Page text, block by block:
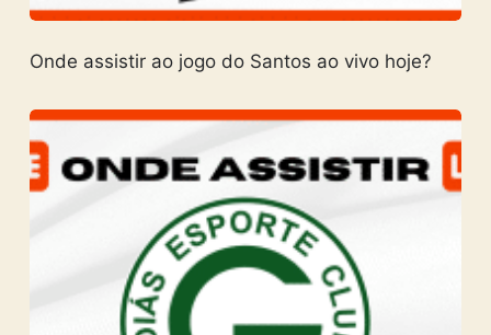
Onde assistir ao jogo do Santos ao vivo hoje?